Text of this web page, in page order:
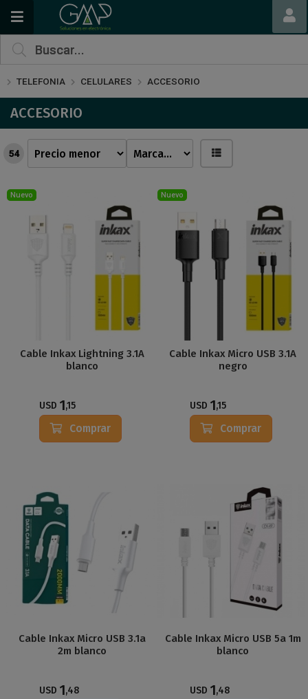
TELEFONIA CELULARES ACCESORIO
ACCESORIO
54
Nuevo
Cable Inkax Lightning 3.1A
blanco
USD 1,15
Comprar
Nuevo
Cable Inkax Micro USB 3.1A
negro
USD 1,15
Comprar
Cable Inkax Micro USB 3.1a
2m blanco
USD 1,48
Cable Inkax Micro USB 5a 1m
blanco
USD 1,48